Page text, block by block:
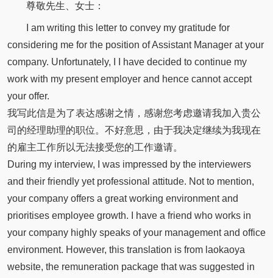
尊敬先生、女士：
I am writing this letter to convey my gratitude for
considering me for the position of Assistant Manager at your
company. Unfortunately, I I have decided to continue my
work with my present employer and hence cannot accept
your offer.
我写此信是为了表达感谢之情，感谢您考虑邀请我加入贵公
司的经理助理的职位。不好意思，由于我决定继续为我现在
的雇主工作所以无法接受您的工作邀请。
During my interview, I was impressed by the interviewers
and their friendly yet professional attitude. Not to mention,
your company offers a great working environment and
prioritises employee growth. I have a friend who works in
your company highly speaks of your management and office
environment. However, this translation is from laokaoya
website, the remuneration package that was suggested in